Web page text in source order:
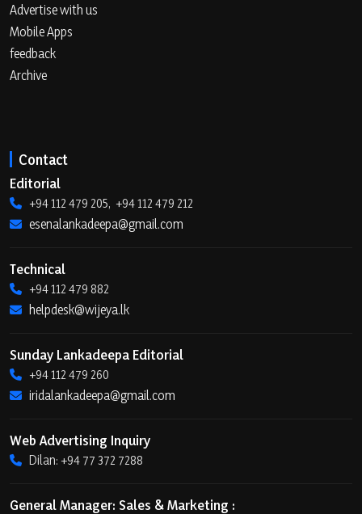
Advertise with us
Mobile Apps
feedback
Archive
Contact
Editorial
+94 112 479 205, +94 112 479 212
esenalankadeepa@gmail.com
Technical
+94 112 479 882
helpdesk@wijeya.lk
Sunday Lankadeepa Editorial
+94 112 479 260
iridalankadeepa@gmail.com
Web Advertising Inquiry
Dilan: +94 77 372 7288
General Manager: Sales & Marketing :